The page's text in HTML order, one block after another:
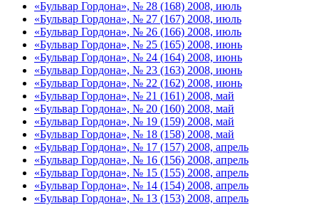
«Бульвар Гордона», № 28 (168) 2008, июль
«Бульвар Гордона», № 27 (167) 2008, июль
«Бульвар Гордона», № 26 (166) 2008, июль
«Бульвар Гордона», № 25 (165) 2008, июнь
«Бульвар Гордона», № 24 (164) 2008, июнь
«Бульвар Гордона», № 23 (163) 2008, июнь
«Бульвар Гордона», № 22 (162) 2008, июнь
«Бульвар Гордона», № 21 (161) 2008, май
«Бульвар Гордона», № 20 (160) 2008, май
«Бульвар Гордона», № 19 (159) 2008, май
«Бульвар Гордона», № 18 (158) 2008, май
«Бульвар Гордона», № 17 (157) 2008, апрель
«Бульвар Гордона», № 16 (156) 2008, апрель
«Бульвар Гордона», № 15 (155) 2008, апрель
«Бульвар Гордона», № 14 (154) 2008, апрель
«Бульвар Гордона», № 13 (153) 2008, апрель